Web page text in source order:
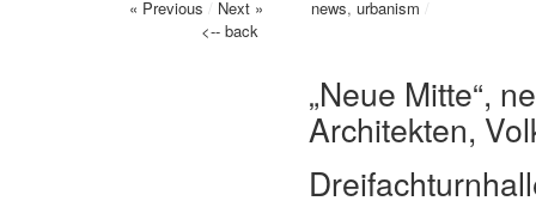
« Previous / Next »
<-- back
news, urbanism /
„Neue Mitte“,
Architekten,